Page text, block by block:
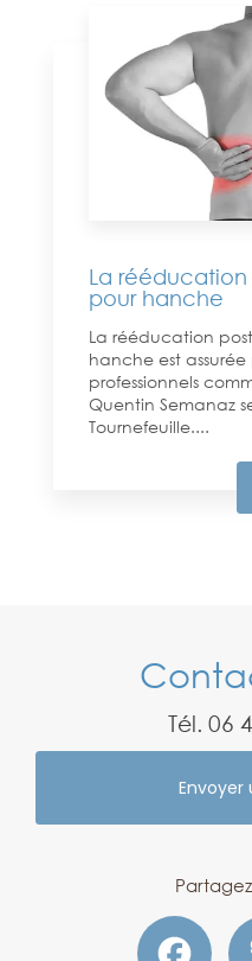
La
pour hanche
La rééducation
hanche est
professionnels
Quentin Semanaz
Tournefeuille....
Tél. 06
Envoyer